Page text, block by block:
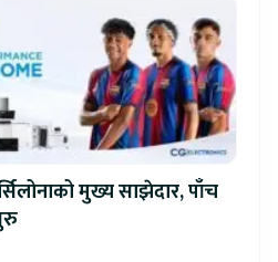
मुख्य साझेदार, पाँच